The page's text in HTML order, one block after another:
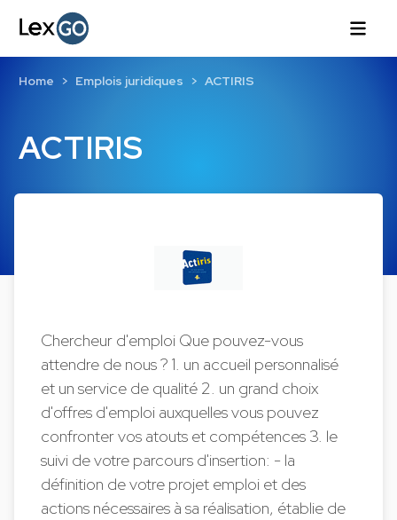
ACTIRIS
Home Emplois juridiques ACTIRIS
Chercheur d'emploi Que pouvez-vous
attendre de nous ? 1. un accueil personnalisé
et un service de qualité 2. un grand choix
d'offres d'emploi auxquelles vous pouvez
confronter vos atouts et compétences 3. le
suivi de votre parcours d'insertion: - la
définition de votre projet emploi et des
actions nécessaires à sa réalisation, établie de